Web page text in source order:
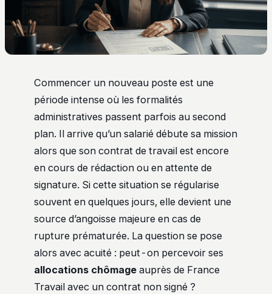
Commencer un nouveau poste est une
période intense où les formalités
administratives passent parfois au second
plan. Il arrive qu’un salarié débute sa mission
alors que son contrat de travail est encore
en cours de rédaction ou en attente de
signature. Si cette situation se régularise
souvent en quelques jours, elle devient une
source d’angoisse majeure en cas de
rupture prématurée. La question se pose
alors avec acuité : peut-on percevoir ses
allocations chômage auprès de France
Travail avec un contrat non signé ?